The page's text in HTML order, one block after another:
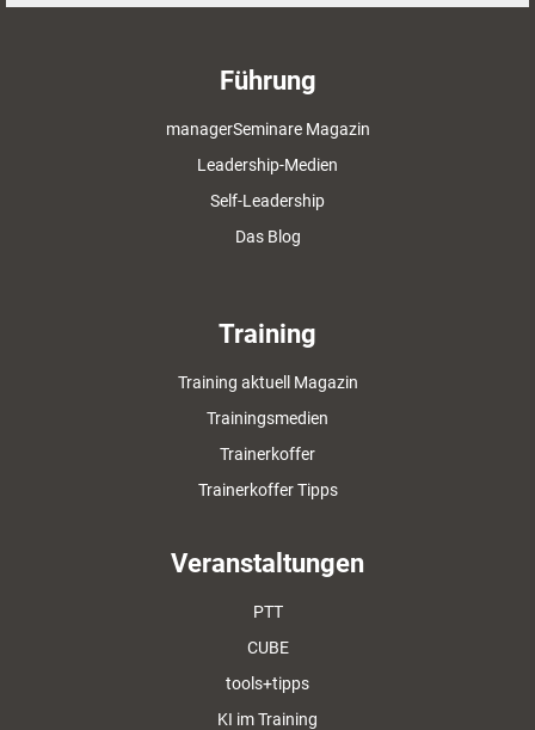
Führung
managerSeminare Magazin
Leadership-Medien
Self-Leadership
Das Blog
Training
Training aktuell Magazin
Trainingsmedien
Trainerkoffer
Trainerkoffer Tipps
Veranstaltungen
PTT
CUBE
tools+tipps
KI im Training